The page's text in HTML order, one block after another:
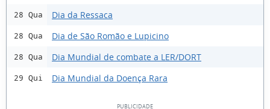
28 Qua Dia da Ressaca
28 Qua Dia de São Romão e Lupicino
28 Qua Dia Mundial de combate a LER/DORT
29 Qui Dia Mundial da Doença Rara